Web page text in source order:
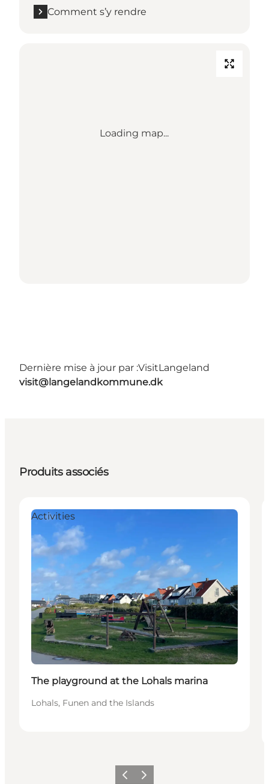
Comment s’y rendre
Loading map...
Dernière mise à jour par :VisitLangeland
visit@langelandkommune.dk
Produits associés
Activities
The playground at the Lohals marina
Lohals, Funen and the Islands
PrécédentSuivant